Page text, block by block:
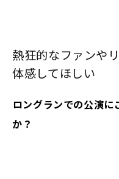
熱狂的なファンや
体感してほしい
――ロングランでの公演
か？